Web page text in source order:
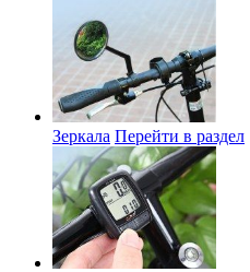
Зеркала Перейти в раздел